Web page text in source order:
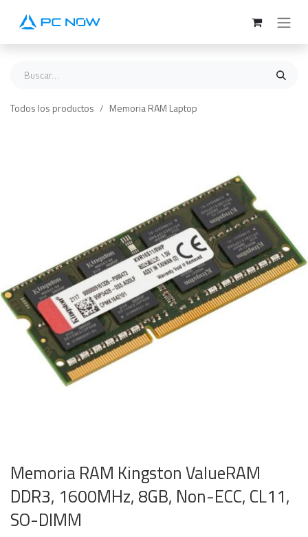
Todos los productos Memoria RAM Laptop
Memoria RAM Kingston ValueRAM
DDR3, 1600MHz, 8GB, Non-ECC, CL11,
SO-DIMM